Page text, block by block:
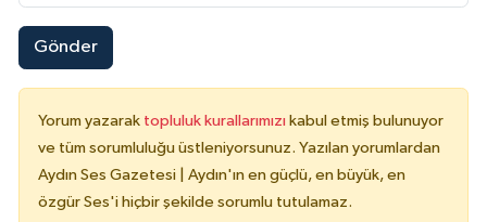
Gönder
Yorum yazarak topluluk kurallarımızı kabul etmiş bulunuyor
ve tüm sorumluluğu üstleniyorsunuz. Yazılan yorumlardan
Aydın Ses Gazetesi | Aydın'ın en güçlü, en büyük, en
özgür Ses'i hiçbir şekilde sorumlu tutulamaz.